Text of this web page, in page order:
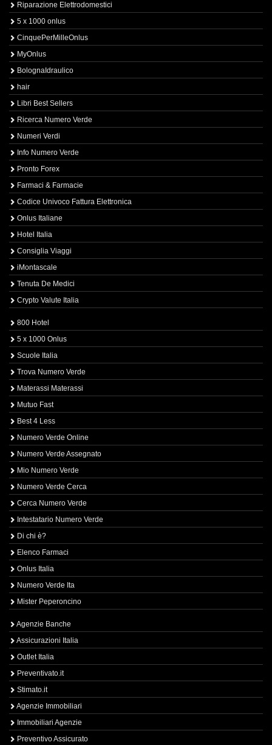
Riparazione Elettrodomestici
5 x 1000 onlus
CinquePerMilleOnlus
MyOnlus
BolognaIdraulico
hair
Libri Best Sellers
Ricerca Numero Verde
Numeri Verdi
Info Numero Verde
Pronto Forex
Farmaci & Farmacie
Codice Univoco Fattura Elettronica
Onlus Italiane
Hotel Italia
Consiglia Viaggi
iMontascale
Tenuta De Medici
Crypto Valute Italia
800 Hotel
5 x 1000 Onlus
Scuole Italia
Trova Numero Verde
Materassi Materassi
Mutuo Fast
Best 4 Less
Numero Verde Online
Numero Verde Assegnato
Mio Numero Verde
Numero Verde Cerca
Cerca Numero Verde
Intestatario Numero Verde
Di chi è?
Elenco Farmaci
Onlus Italia
Numero Verde Ita
Mister Peperoncino
Agenzie Banche
Assicurazioni Italia
Outlet Italia
Preventivato.it
Stimato.it
Agenzie Immobiliari
Immobiliari Agenzie
Preventivo Assicurato